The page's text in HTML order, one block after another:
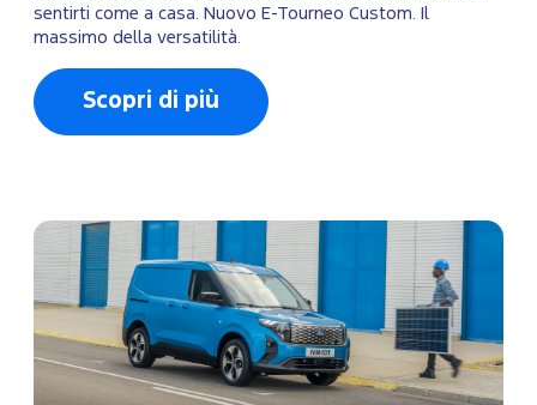
sentirti come a casa. Nuovo E-Tourneo Custom. Il
massimo della versatilità.
Scopri di più